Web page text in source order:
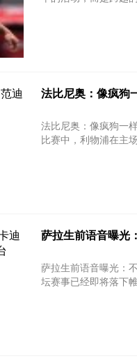
法比尼奥：像疯狗
法比尼奥：像疯狗一样防守 范迪克
比赛中，利物浦在主
萨拉生前语音曝光
萨拉生前语音曝光：不想去卡迪
坛赛事已经即将落下